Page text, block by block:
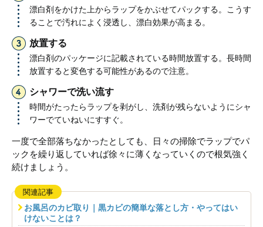
漂白剤をかけた上からラップをかぶせてパックする。こうす
ることで汚れによく浸透し、漂白効果が高まる。
放置する
漂白剤のパッケージに記載されている時間放置する。長時間
放置すると変色する可能性があるので注意。
シャワーで洗い流す
時間がたったらラップを剥がし、洗剤が残らないようにシャ
ワーでていねいにすすぐ。
一度で全部落ちなかったとしても、日々の掃除でラップでパ
ックを繰り返していれば徐々に薄くなっていくので根気強く
続けましょう。
関連記事
お風呂のカビ取り｜黒カビの簡単な落とし方・やってはい
けないことは？